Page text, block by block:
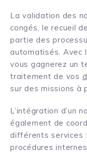
La validation des
congés, le recueil
partie des
automatisés. Avec
vous gagnerez un
traitement de vos
sur des missions à
L’intégration d’un
également de
différents services
procédures